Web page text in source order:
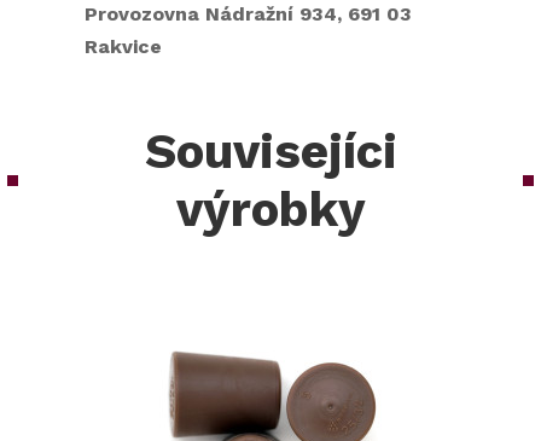
Provozovna Nádražní 934, 691 03
Rakvice
Souvisejíci
výrobky